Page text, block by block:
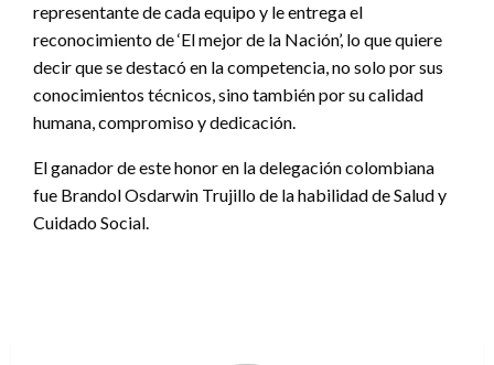
representante de cada equipo y le entrega el
reconocimiento de ‘El mejor de la Nación’, lo que quiere
decir que se destacó en la competencia, no solo por sus
conocimientos técnicos, sino también por su calidad
humana, compromiso y dedicación.
El ganador de este honor en la delegación colombiana
fue Brandol Osdarwin Trujillo de la habilidad de Salud y
Cuidado Social.